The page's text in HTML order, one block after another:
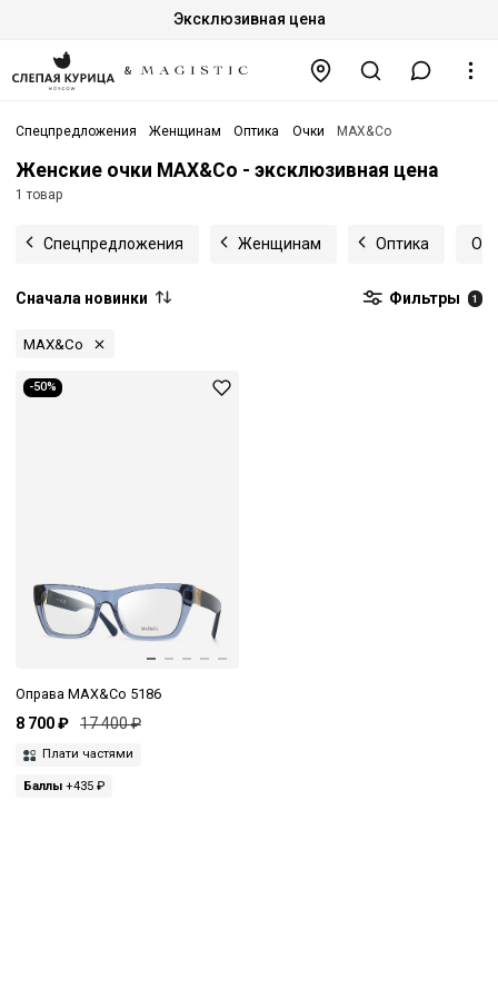
Эксклюзивная цена
Спецпредложения Женщинам Оптика Очки MAX&Co
Женские очки MAX&Co - эксклюзивная цена
1 товар
Спецпредложения Женщинам Оптика
Сначала новинки Фильтры 1
MAX&Co
-50%
Оправа MAX&Co 5186
8 700 ₽ 17 400 ₽
Плати частями
Баллы +435 ₽